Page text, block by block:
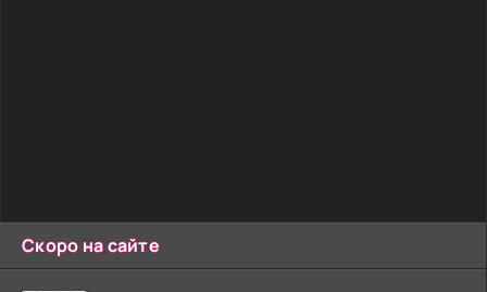
Скоро на сайте